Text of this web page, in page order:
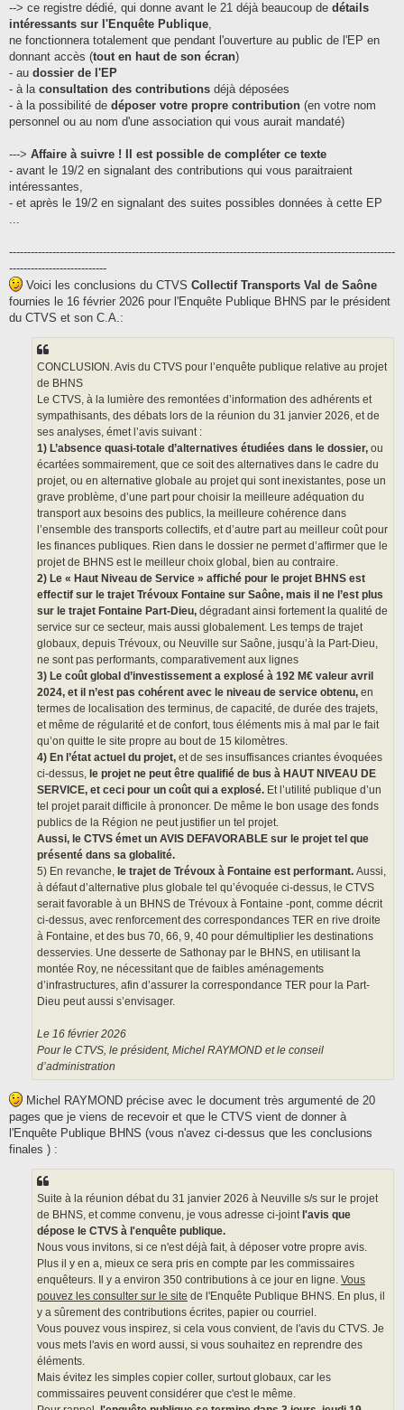
--> ce registre dédié, qui donne avant le 21 déjà beaucoup de détails
intéressants sur l'Enquête Publique,
ne fonctionnera totalement que pendant l'ouverture au public de l'EP en
donnant accès (tout en haut de son écran)
- au dossier de l'EP
- à la consultation des contributions déjà déposées
- à la possibilité de déposer votre propre contribution (en votre nom
personnel ou au nom d'une association qui vous aurait mandaté)
---> Affaire à suivre ! Il est possible de compléter ce texte
- avant le 19/2 en signalant des contributions qui vous paraitraient
intéressantes,
- et après le 19/2 en signalant des suites possibles données à cette EP
...
-----------------------------------------------------------------------------------------------------------
---------------------------
Voici les conclusions du CTVS Collectif Transports Val de Saône
fournies le 16 février 2026 pour l'Enquête Publique BHNS par le président
du CTVS et son C.A.:
CONCLUSION. Avis du CTVS pour l’enquête publique relative au projet
de BHNS
Le CTVS, à la lumière des remontées d’information des adhérents et
sympathisants, des débats lors de la réunion du 31 janvier 2026, et de
ses analyses, émet l’avis suivant :
1) L’absence quasi-totale d’alternatives étudiées dans le dossier, ou
écartées sommairement, que ce soit des alternatives dans le cadre du
projet, ou en alternative globale au projet qui sont inexistantes, pose un
grave problème, d’une part pour choisir la meilleure adéquation du
transport aux besoins des publics, la meilleure cohérence dans
l’ensemble des transports collectifs, et d’autre part au meilleur coût pour
les finances publiques. Rien dans le dossier ne permet d’affirmer que le
projet de BHNS est le meilleur choix global, bien au contraire.
2) Le « Haut Niveau de Service » affiché pour le projet BHNS est
effectif sur le trajet Trévoux Fontaine sur Saône, mais il ne l’est plus
sur le trajet Fontaine Part-Dieu, dégradant ainsi fortement la qualité de
service sur ce secteur, mais aussi globalement. Les temps de trajet
globaux, depuis Trévoux, ou Neuville sur Saône, jusqu’à la Part-Dieu,
ne sont pas performants, comparativement aux lignes
3) Le coût global d’investissement a explosé à 192 M€ valeur avril
2024, et il n’est pas cohérent avec le niveau de service obtenu, en
termes de localisation des terminus, de capacité, de durée des trajets,
et même de régularité et de confort, tous éléments mis à mal par le fait
qu’on quitte le site propre au bout de 15 kilomètres.
4) En l’état actuel du projet, et de ses insuffisances criantes évoquées
ci-dessus, le projet ne peut être qualifié de bus à HAUT NIVEAU DE
SERVICE, et ceci pour un coût qui a explosé. Et l’utilité publique d’un
tel projet parait difficile à prononcer. De même le bon usage des fonds
publics de la Région ne peut justifier un tel projet.
Aussi, le CTVS émet un AVIS DEFAVORABLE sur le projet tel que
présenté dans sa globalité.
5) En revanche, le trajet de Trévoux à Fontaine est performant. Aussi,
à défaut d’alternative plus globale tel qu’évoquée ci-dessus, le CTVS
serait favorable à un BHNS de Trévoux à Fontaine -pont, comme décrit
ci-dessus, avec renforcement des correspondances TER en rive droite
à Fontaine, et des bus 70, 66, 9, 40 pour démultiplier les destinations
desservies. Une desserte de Sathonay par le BHNS, en utilisant la
montée Roy, ne nécessitant que de faibles aménagements
d’infrastructures, afin d’assurer la correspondance TER pour la Part-
Dieu peut aussi s’envisager.
Le 16 février 2026
Pour le CTVS, le président, Michel RAYMOND et le conseil
d’administration
Michel RAYMOND précise avec le document très argumenté de 20
pages que je viens de recevoir et que le CTVS vient de donner à
l'Enquête Publique BHNS (vous n'avez ci-dessus que les conclusions
finales ) :
Suite à la réunion débat du 31 janvier 2026 à Neuville s/s sur le projet
de BHNS, et comme convenu, je vous adresse ci-joint l'avis que
dépose le CTVS à l'enquête publique.
Nous vous invitons, si ce n'est déjà fait, à déposer votre propre avis.
Plus il y en a, mieux ce sera pris en compte par les commissaires
enquêteurs. Il y a environ 350 contributions à ce jour en ligne. Vous
pouvez les consulter sur le site de l'Enquête Publique BHNS. En plus, il
y a sûrement des contributions écrites, papier ou courriel.
Vous pouvez vous inspirez, si cela vous convient, de l'avis du CTVS. Je
vous mets l'avis en word aussi, si vous souhaitez en reprendre des
éléments.
Mais évitez les simples copier coller, surtout globaux, car les
commissaires peuvent considérer que c'est le même.